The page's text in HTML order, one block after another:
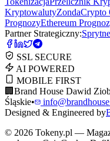
KryptowalutyZondaCrypto
PrognozyEthereum
Partner Strategiczny:
SSL SECURE
AI POWERED
MOBILE FIRST
🏢 Brand House Dawid
Śląskie•
Designed & Engineered by
© 2026 Tokeny.pl —